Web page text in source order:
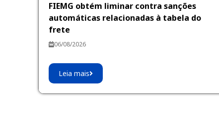
FIEMG obtém liminar contra sanções
automáticas relacionadas à tabela do
frete
06/08/2026
Leia mais